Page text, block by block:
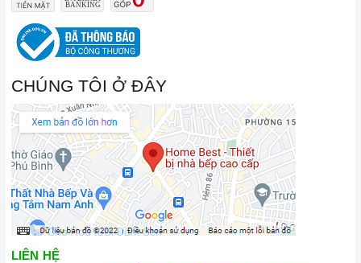
CHÚNG TÔI Ở ĐÂY
LIÊN HỆ